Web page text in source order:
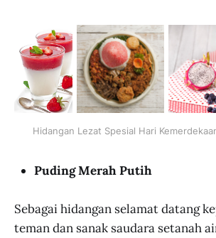
Hidangan Lezat Spesial Hari
Puding Merah Putih
Sebagai hidangan selamat datang
teman dan sanak saudara setanah